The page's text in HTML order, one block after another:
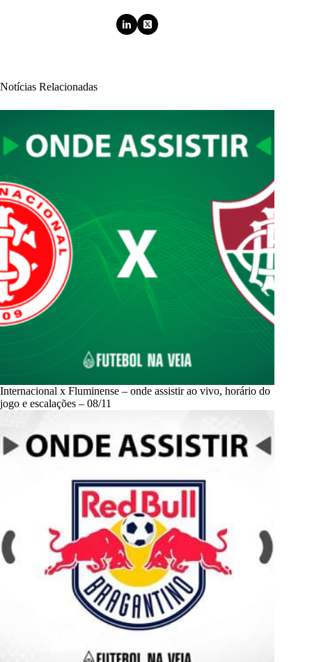
Notícias Relacionadas
Internacional x Fluminense – onde assistir ao vivo, horário do
jogo e escalações – 08/11